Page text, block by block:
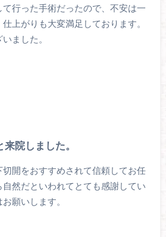
行った手術だったので、不安は一
上がりも大変満足しております。
ました。
院しました。
切開をおすすめされて信頼してお任
然だといわれてとても感謝してい
願いします。